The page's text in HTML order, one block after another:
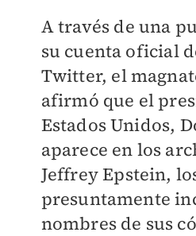
A través de una
su cuenta oficial
Twitter, el
afirmó que el
Estados Unidos,
aparece en los
Jeffrey Epstein,
presuntamente
nombres de sus